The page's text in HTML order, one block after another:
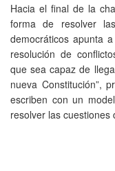
Hacia el final de la
forma de resolver
democráticos apunta
resolución de
que sea capaz de
nueva Constitución”,
escriben con un
resolver las